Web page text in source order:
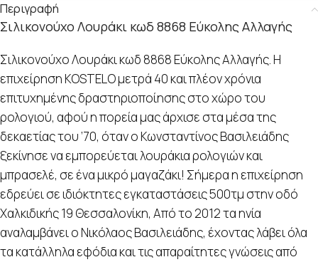
Περιγραφή
Σιλικονούχο Λουράκι κωδ 8868 Εύκολης Αλλαγής
Σιλικονούχο Λουράκι κωδ 8868 Εύκολης Αλλαγής. Η
επιχείρηση KOSTELO μετρά 40 και πλέον χρόνια
επιτυχημένης δραστηριοποίησης στο χώρο του
ρολογιού, αφού η πορεία μας άρχισε στα μέσα της
δεκαετίας του ’70, όταν ο Κωνσταντίνος Βασιλειάδης
ξεκίνησε να εμπορεύεται λουράκια ρολογιών και
μπρασελέ, σε ένα μικρό μαγαζάκι! Σήμερα η επιχείρηση
εδρεύει σε ιδιόκτητες εγκαταστάσεις 500τμ στην οδό
Χαλκιδικής 19 Θεσσαλονίκη, Από το 2012 τα ηνία
αναλαμβάνει ο Νικόλαος Βασιλειάδης, έχοντας λάβει όλα
τα κατάλληλα εφόδια και τις απαραίτητες γνώσεις από